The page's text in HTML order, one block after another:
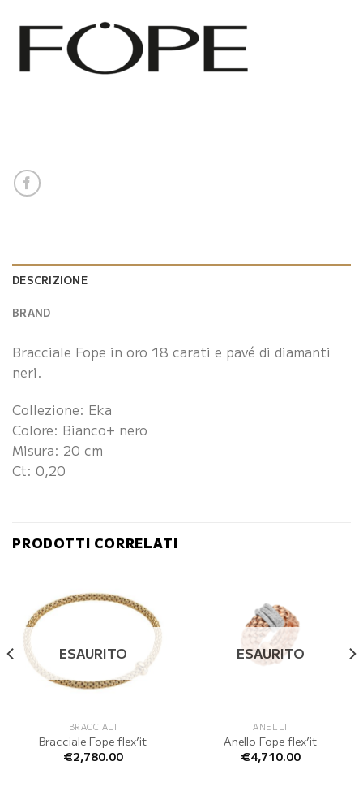
DESCRIZIONE
BRAND
Bracciale Fope in oro 18 carati e pavé di diamanti
neri.
Collezione: Eka
Colore: Bianco+ nero
Misura: 20 cm
Ct: 0,20
PRODOTTI CORRELATI
ESAURITO
BRACCIALI
Bracciale Fope flex’it
€2,780.00
ESAURITO
ANELLI
Anello Fope flex’it
€4,710.00